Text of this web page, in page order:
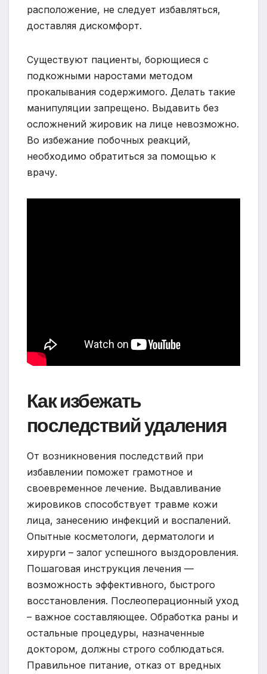
расположение, не следует избавляться,
доставляя дискомфорт.
Существуют пациенты, борющиеся с
подкожными наростами методом
прокалывания содержимого. Делать такие
манипуляции запрещено. Выдавить без
осложнений жировик на лице невозможно.
Во избежание побочных реакций,
необходимо обратиться за помощью к
врачу.
Как избежать
последствий удаления
От возникновения последствий при
избавлении поможет грамотное и
своевременное лечение. Выдавливание
жировиков способствует травме кожи
лица, занесению инфекций и воспалений.
Опытные косметологи, дерматологи и
хирурги – залог успешного выздоровления.
Пошаговая инструкция лечения —
возможность эффективного, быстрого
восстановления. Послеоперационный уход
– важное составляющее. Обработка раны и
остальные процедуры, назначенные
доктором, должны строго соблюдаться.
Правильное питание, отказ от вредных